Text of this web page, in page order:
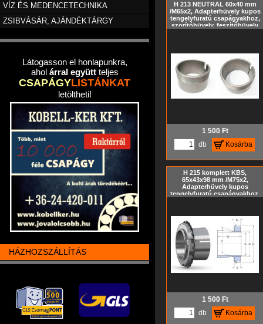
VÍZ ÉS MEDENCETECHNIKA
ZSIBVÁSÁR, AJÁNDÉKTÁRGY
Látogasson el honlapunkra,
ahol árral együtt teljes
CSAPÁGYLISTÁNKAT
letöltheti!
HÁZHOZSZÁLLÍTÁS
H 213 NEUTRAL 60x40 mm
/M65x2, Adapterhüvely kupos
tengelyfuratú csapágyakhoz,
szorítóhüvely, feszítőhüvely
1 500Ft
db
Kosárba
H 215 komplett KBS,
65x43x98 mm /M75x2,
Adapterhüvely kupos
tengelyfuratú csapágyakhoz,
biztosító alátéttel, metrikus
méret, Kúp= 1:12
1 500Ft
db
Kosárba